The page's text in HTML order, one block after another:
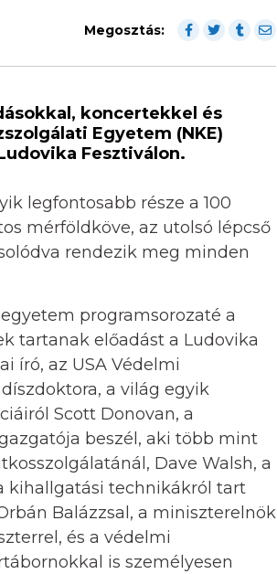
Megosztás:
koncertekkel és
Egyetem (NKE)
Fesztiválon.
legfontosabb része a 100
mérföldköve, az utolsó lépcső
rendezik meg minden
programsorozaté a
tartanak előadást a Ludovika
író, az USA Védelmi
a világ egyik
Scott Donovan, a
beszél, aki több mint
Dave Walsh, a
kihallgatási technikákról tart
Balázzsal, a miniszterelnök
és a védelmi
is személyesen